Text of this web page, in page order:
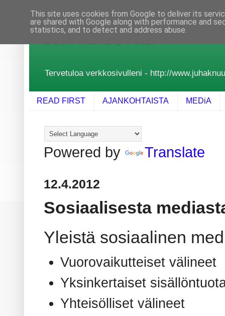
JUHA KNUUTTILA
Tervetuloa verkkosivulleni - http://
READ FIRST AJANKOHTAISTA MEDiA
Powered by Translate
12.4.2012
Sosiaalisesta
Yleistä sosiaalinen
Vuorovaikutteiset välineet
Yksinkertaiset
Yhteisölliset välineet
This site uses cookies from Google to deliver its
are shared with Google along with performance and
statistics, and to detect and address abuse.